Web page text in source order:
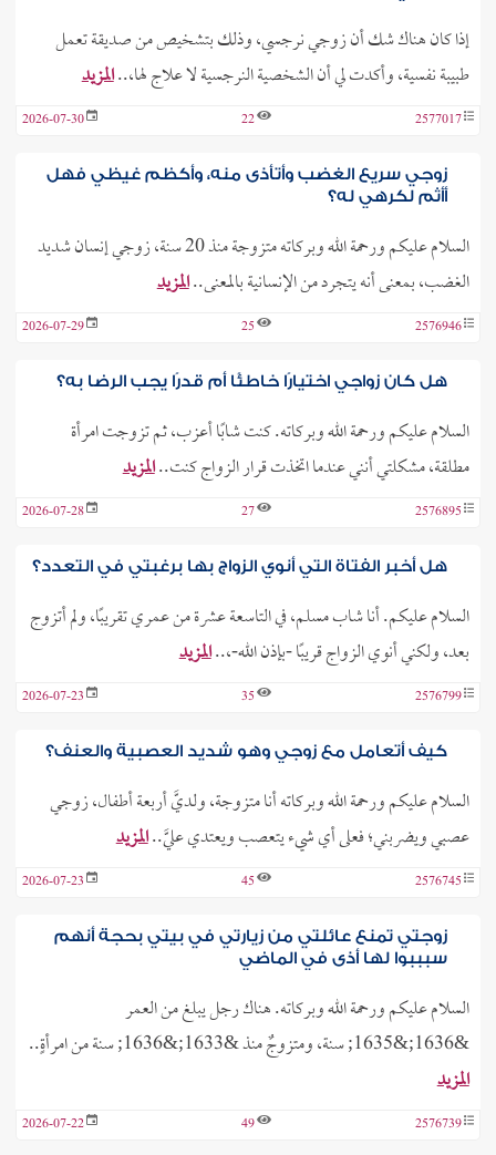
إذا كان هناك شك أن زوجي نرجسي، وذلك بتشخيص من صديقة تعمل
طبيبة نفسية، وأكدت لي أن الشخصية النرجسية لا علاج لها،..المزيد
2577017
22
2026-07-30
زوجي سريع الغضب وأتأذى منه، وأكظم غيظي فهل
أأثم لكرهي له؟
السلام عليكم ورحمة الله وبركاته متزوجة منذ 20 سنة، زوجي إنسان شديد
الغضب، بمعنى أنه يتجرد من الإنسانية بالمعنى..المزيد
2576946
25
2026-07-29
هل كان زواجي اختيارًا خاطئًا أم قدرًا يجب الرضا به؟
السلام عليكم ورحمة الله وبركاته. كنت شابًا أعزب، ثم تزوجت امرأة
مطلقة، مشكلتي أنني عندما اتخذت قرار الزواج كنت..المزيد
2576895
27
2026-07-28
هل أخبر الفتاة التي أنوي الزواج بها برغبتي في التعدد؟
السلام عليكم. أنا شاب مسلم، في التاسعة عشرة من عمري تقريبًا، ولم أتزوج
بعد، ولكني أنوي الزواج قريبًا -بإذن الله-،..المزيد
2576799
35
2026-07-23
كيف أتعامل مع زوجي وهو شديد العصبية والعنف؟
السلام عليكم ورحمة الله وبركاته أنا متزوجة، ولديَّ أربعة أطفال، زوجي
عصبي ويضربني؛ فعلى أي شيء يتعصب ويعتدي عليَّ..المزيد
2576745
45
2026-07-23
زوجتي تمنع عائلتي من زيارتي في بيتي بحجة أنهم
سبببوا لها أذى في الماضي
السلام عليكم ورحمة الله وبركاته. هناك رجل يبلغ من العمر
&1636;&1635; سنة، ومتزوجٌ منذ &1633;&1636; سنة من امرأةٍ..
المزيد
2576739
49
2026-07-22